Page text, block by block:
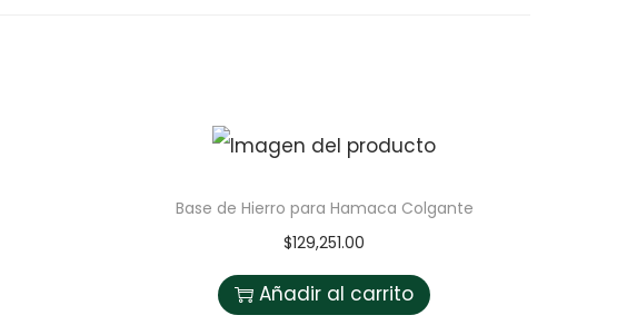
Base de Hierro para Hamaca Colgante
$129,251.00
Añadir al carrito